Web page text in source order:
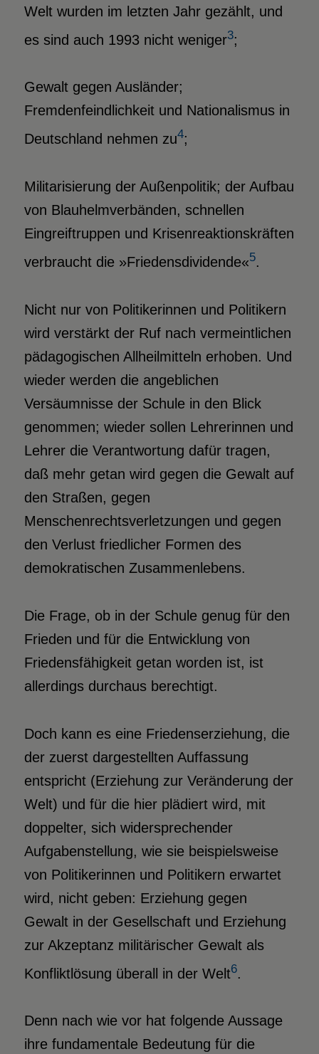
Welt wurden im letzten Jahr gezählt, und
es sind auch 1993 nicht weniger3;
Gewalt gegen Ausländer;
Fremdenfeindlichkeit und Nationalismus in
Deutschland nehmen zu4;
Militarisierung der Außenpolitik; der Aufbau
von Blauhelmverbänden, schnellen
Eingreiftruppen und Krisenreaktionskräften
verbraucht die »Friedensdividende«5.
Nicht nur von Politikerinnen und Politikern
wird verstärkt der Ruf nach vermeintlichen
pädagogischen Allheilmitteln erhoben. Und
wieder werden die angeblichen
Versäumnisse der Schule in den Blick
genommen; wieder sollen Lehrerinnen und
Lehrer die Verantwortung dafür tragen,
daß mehr getan wird gegen die Gewalt auf
den Straßen, gegen
Menschenrechtsverletzungen und gegen
den Verlust friedlicher Formen des
demokratischen Zusammenlebens.
Die Frage, ob in der Schule genug für den
Frieden und für die Entwicklung von
Friedensfähigkeit getan worden ist, ist
allerdings durchaus berechtigt.
Doch kann es eine Friedenserziehung, die
der zuerst dargestellten Auffassung
entspricht (Erziehung zur Veränderung der
Welt) und für die hier plädiert wird, mit
doppelter, sich widersprechender
Aufgabenstellung, wie sie beispielsweise
von Politikerinnen und Politikern erwartet
wird, nicht geben: Erziehung gegen
Gewalt in der Gesellschaft und Erziehung
zur Akzeptanz militärischer Gewalt als
Konfliktlösung überall in der Welt6.
Denn nach wie vor hat folgende Aussage
ihre fundamentale Bedeutung für die